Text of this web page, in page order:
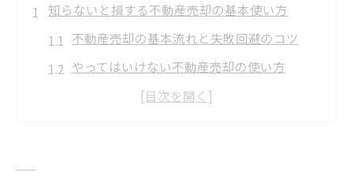
知らないと損する不動産売却の基本使い方
不動産売却の基本流れと失敗回避のコツ
やってはいけない不動産売却の使い方
不動産売却の流れを図解でわかりやすく解